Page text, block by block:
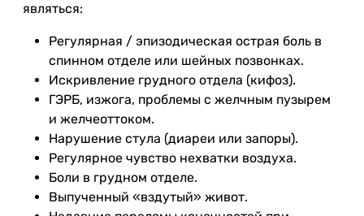
являться:
Регулярная / эпизодическая острая боль в
спинном отделе или шейных позвонках.
Искривление грудного отдела (кифоз).
ГЭРБ, изжога, проблемы с желчным пузырем
и желчеоттоком.
Нарушение стула (диареи или запоры).
Регулярное чувство нехватки воздуха.
Боли в грудном отделе.
Выпученный «вздутый» живот.